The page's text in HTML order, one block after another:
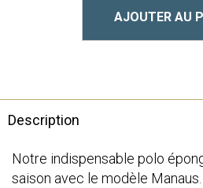
AJOUTER AU
Description
Notre indispensable polo
saison avec le modèle